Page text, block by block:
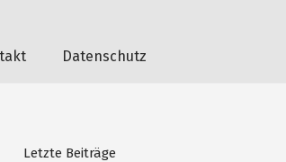
Datenschutz
Letzte Beiträge